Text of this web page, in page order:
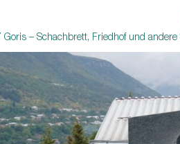
Goris – Schachbrett, Friedhof und andere